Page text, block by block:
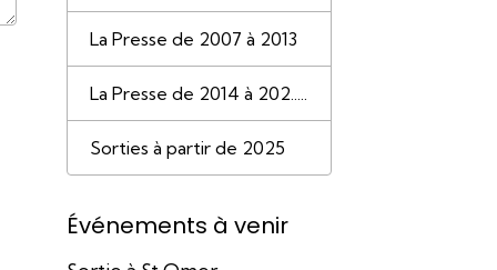
La Presse de 2007 à 2013
La Presse de 2014 à 202.....
Sorties à partir de 2025
Événements à venir